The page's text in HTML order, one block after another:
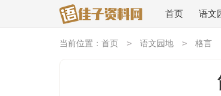
首页 语文
当前位置： 首页 > 语文园地 > 格言